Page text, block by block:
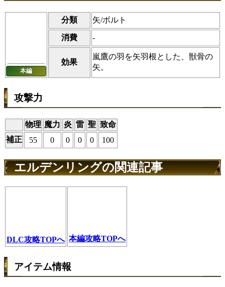
本編
分類 矢/ボルト
消費 -
効果
嵐鷹の羽を矢羽根とした、獣骨の
矢。
攻撃力
物理 魔力 炎 雷 聖 致命
補正
55 0 0 0 0 100
エルデンリングの関連記事
DLC攻略TOPへ 本編攻略TOPへ
アイテム情報